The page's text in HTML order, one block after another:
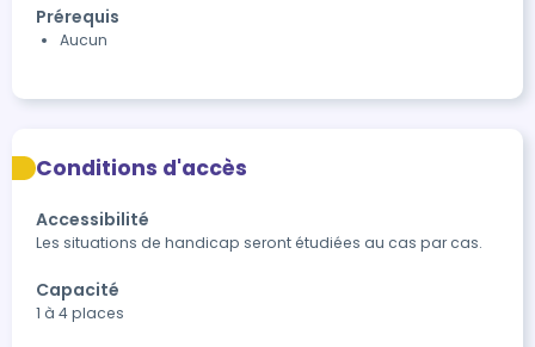
Prérequis
Aucun
Conditions d'accès
Accessibilité
Les situations de handicap seront étudiées au cas par cas.
Capacité
1 à 4 places